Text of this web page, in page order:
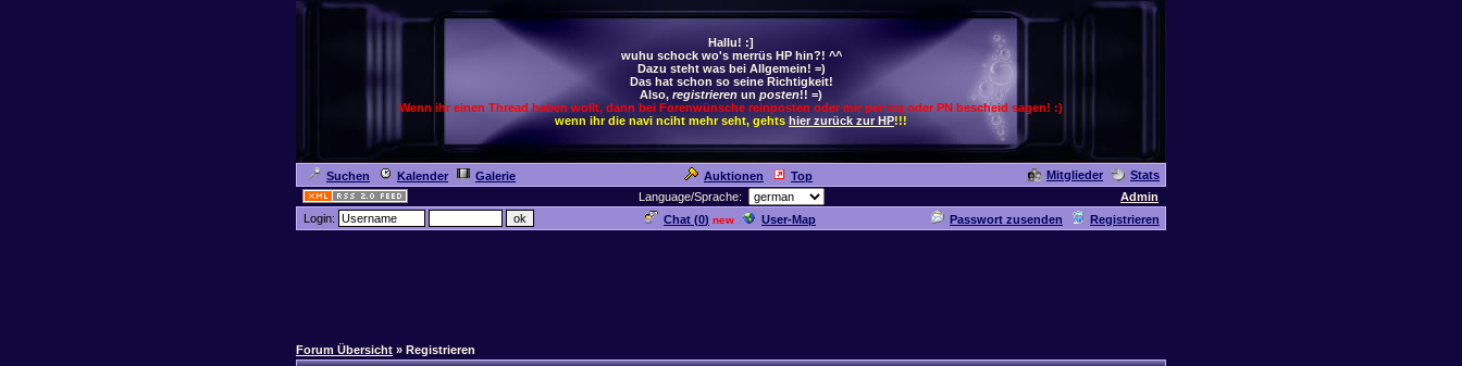
Hallu! :]
wuhu schock wo's merrüs HP hin?! ^^
Dazu steht was bei Allgemein! =)
Das hat schon so seine Richtigkeit!
Also, registrieren un posten!! =)
Wenn ihr einen Thread haben wollt, dann bei Forenwünsche reinposten oder mir per icq oder PN bescheid sagen! :)
wenn ihr die navi nciht mehr seht, gehts hier zurück zur HP!!!
Suchen Kalender Galerie Auktionen Top Mitglieder
Stats
Language/Sprache:
Admin
Login:
Chat (0) new User-Map Passwort zusenden Registrieren
Forum Übersicht » Registrieren